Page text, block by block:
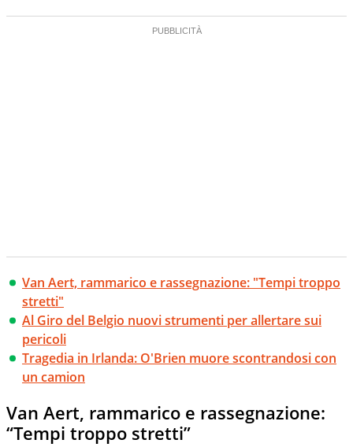
Van Aert, rammarico e rassegnazione: "Tempi troppo
stretti"
Al Giro del Belgio nuovi strumenti per allertare sui
pericoli
Tragedia in Irlanda: O'Brien muore scontrandosi con
un camion
Van Aert, rammarico e rassegnazione:
“Tempi troppo stretti”